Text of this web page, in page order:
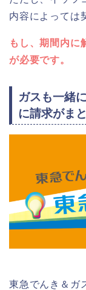
内容によっては
もし、期間内に
が必要です。
ガスも一緒
に請求がま
東急でんき＆ガ